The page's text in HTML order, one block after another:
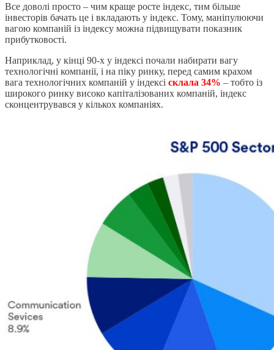
Все доволі просто – чим краще росте індекс, тим більше
інвесторів бачать це і вкладають у індекс. Тому, маніпулюючи
вагою компаній із індексу можна підвищувати показник
прибутковості.
Наприклад, у кінці 90-х у індексі почали набирати вагу
технологічні компанії, і на піку ринку, перед самим крахом
вага технологічних компаній у індексі склала 34% – тобто із
широкого ринку високо капіталізованих компаній, індекс
сконцентрувався у кількох компаніях.